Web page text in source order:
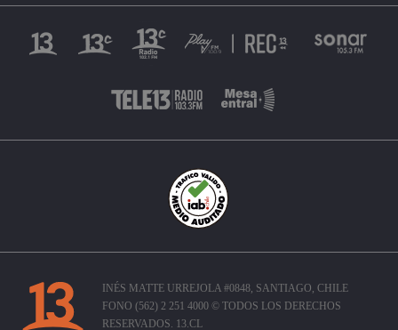
INÉS MATTE URREJOLA #0848, SANTIAGO, CHILE
FONO (562) 2 251 4000 © TODOS LOS DERECHOS
RESERVADOS. 13.CL